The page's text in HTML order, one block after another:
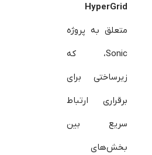
HyperGrid
متعلق به پروژه
Sonic، که
زیرساختی برای
برقراری ارتباط
سریع بین
بخش‌های